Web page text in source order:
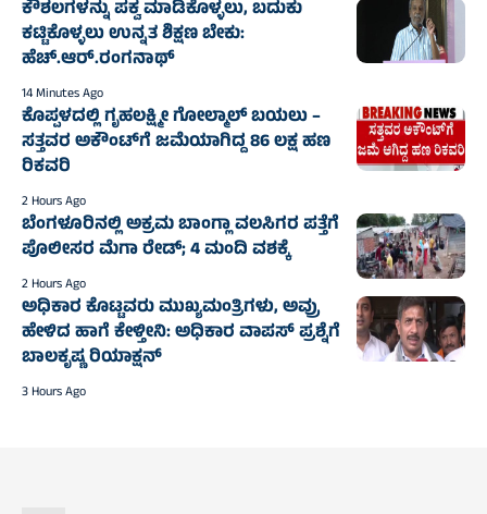
ಕೌಶಲಗಳನ್ನು ಪಕ್ವ ಮಾಡಿಕೊಳ್ಳಲು, ಬದುಕು
ಕಟ್ಟಿಕೊಳ್ಳಲು ಉನ್ನತ ಶಿಕ್ಷಣ ಬೇಕು:
ಹೆಚ್.ಆರ್.ರಂಗನಾಥ್
14 Minutes Ago
ಕೊಪ್ಪಳದಲ್ಲಿ ಗೃಹಲಕ್ಷ್ಮೀ ಗೋಲ್ಮಾಲ್‌ ಬಯಲು –
ಸತ್ತವರ ಅಕೌಂಟ್‌ಗೆ ಜಮೆಯಾಗಿದ್ದ 86 ಲಕ್ಷ ಹಣ
ರಿಕವರಿ
2 Hours Ago
ಬೆಂಗಳೂರಿನಲ್ಲಿ ಅಕ್ರಮ ಬಾಂಗ್ಲಾ ವಲಸಿಗರ ಪತ್ತೆಗೆ
ಪೊಲೀಸರ ಮೆಗಾ ರೇಡ್; 4 ಮಂದಿ ವಶಕ್ಕೆ
2 Hours Ago
ಅಧಿಕಾರ ಕೊಟ್ಟವರು ಮುಖ್ಯಮಂತ್ರಿಗಳು, ಅವ್ರು
ಹೇಳಿದ ಹಾಗೆ ಕೇಳ್ತೀನಿ: ಅಧಿಕಾರ ವಾಪಸ್ ಪ್ರಶ್ನೆಗೆ
ಬಾಲಕೃಷ್ಣ ರಿಯಾಕ್ಷನ್
3 Hours Ago